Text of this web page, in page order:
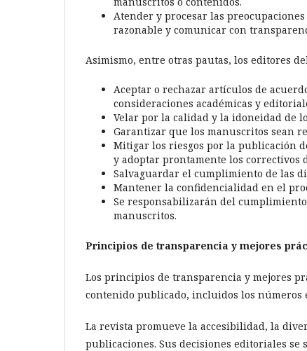
Atender y procesar las
razonable y comunicar con
Asimismo, entre otras pautas, los editores
Aceptar o rechazar artículos de
consideraciones académicas y
Velar por la calidad y la idoneidad de
Garantizar que los manuscritos sean
Mitigar los riesgos por la publicación
y adoptar prontamente los correctivos
Salvaguardar el cumplimiento de las
Mantener la confidencialidad en el
Se responsabilizarán del
manuscritos.
Principios de transparencia y mejores
Los principios de transparencia y mejores
contenido publicado, incluidos los números
La revista promueve la accesibilidad, la
publicaciones. Sus decisiones editoriales